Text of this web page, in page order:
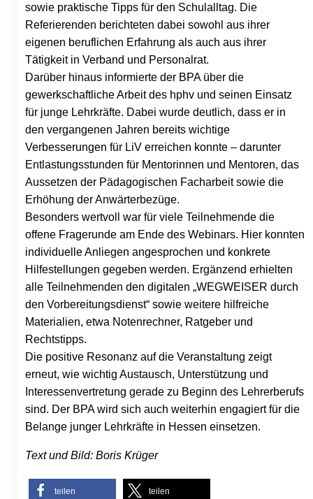
sowie praktische Tipps für den Schulalltag. Die
Referierenden berichteten dabei sowohl aus ihrer
eigenen beruflichen Erfahrung als auch aus ihrer
Tätigkeit in Verband und Personalrat.
Darüber hinaus informierte der BPA über die
gewerkschaftliche Arbeit des hphv und seinen Einsatz
für junge Lehrkräfte. Dabei wurde deutlich, dass er in
den vergangenen Jahren bereits wichtige
Verbesserungen für LiV erreichen konnte – darunter
Entlastungsstunden für Mentorinnen und Mentoren, das
Aussetzen der Pädagogischen Facharbeit sowie die
Erhöhung der Anwärterbezüge.
Besonders wertvoll war für viele Teilnehmende die
offene Fragerunde am Ende des Webinars. Hier konnten
individuelle Anliegen angesprochen und konkrete
Hilfestellungen gegeben werden. Ergänzend erhielten
alle Teilnehmenden den digitalen „WEGWEISER durch
den Vorbereitungsdienst“ sowie weitere hilfreiche
Materialien, etwa Notenrechner, Ratgeber und
Rechtstipps.
Die positive Resonanz auf die Veranstaltung zeigt
erneut, wie wichtig Austausch, Unterstützung und
Interessenvertretung gerade zu Beginn des Lehrerberufs
sind. Der BPA wird sich auch weiterhin engagiert für die
Belange junger Lehrkräfte in Hessen einsetzen.
Text und Bild: Boris Krüger
teilen teilen